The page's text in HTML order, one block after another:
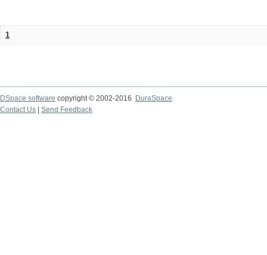
1
DSpace software copyright © 2002-2016
DuraSpace
Contact Us
Send Feedback